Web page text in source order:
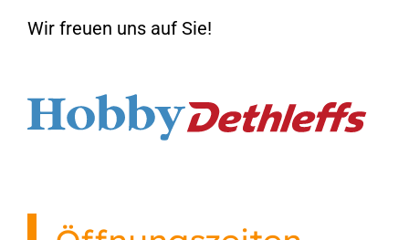
Wir freuen uns auf Sie!